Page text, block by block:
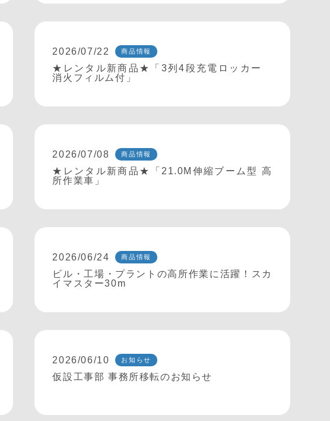
2026/07/22 商品情報
★レンタル新商品★「3列4段充電ロッカー
消火フィルム付」
2026/07/08 商品情報
★レンタル新商品★「21.0M伸縮ブーム型 高
所作業車」
2026/06/24 商品情報
ビル・工場・プラントの高所作業に活躍！スカ
イマスター30m
2026/06/10 お知らせ
仮設工事部 事務所移転のお知らせ